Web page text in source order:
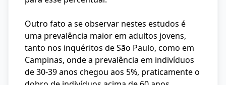
Outro fato a se observar nestes estudos é
uma prevalência maior em adultos jovens,
tanto nos inquéritos de São Paulo, como em
Campinas, onde a prevalência em indivíduos
de 30-39 anos chegou aos 5%, praticamente o